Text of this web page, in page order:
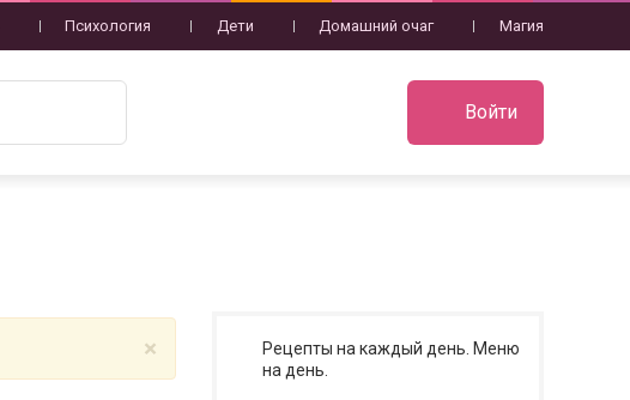
Психология Дети Домашний очаг Магия
Войти
×
Рецепты на каждый день. Меню
на день.